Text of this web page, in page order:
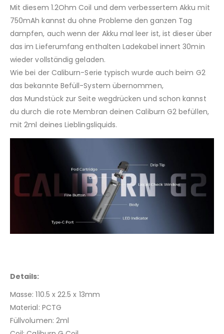
Mit diesem 1.2Ohm Coil und dem verbessertem Akku mit
750mAh kannst du ohne Probleme den ganzen Tag
dampfen, auch wenn der Akku mal leer ist, ist dieser über
das im Lieferumfang enthalten Ladekabel innert 30min
wieder vollständig geladen.
Wie bei der Caliburn-Serie typisch wurde auch beim G2
das bekannte Befüll-System übernommen,
das Mundstück zur Seite wegdrücken und schon kannst
du durch die rote Membran deinen Caliburn G2 befüllen,
mit 2ml deines Lieblingsliquids.
Details:
Masse: 110.5 x 22.5 x 13mm
Material: PCTG
Füllvolumen: 2ml